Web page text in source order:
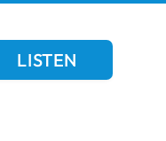
LISTEN